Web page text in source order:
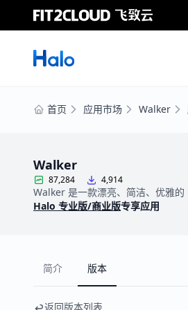
首页 应用市场 Walker
Walker
87,284 4,914
Walker 是一款漂亮、简洁、优雅的
Halo 专业版/商业版专享应用
简介 版本
返回版本列表